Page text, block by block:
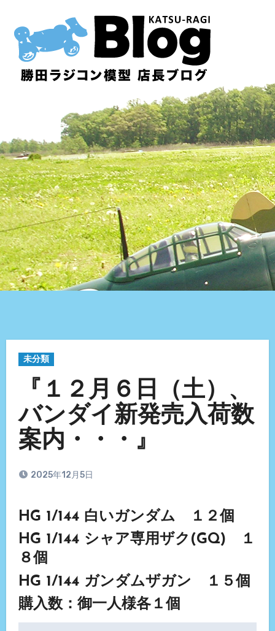
未分類
『１２月６日（土）、
バンダイ新発売入荷数
案内・・・』
2025年12月5日
HG 1/144 白いガンダム １２個
HG 1/144 シャア専用ザク(GQ) １
８個
HG 1/144 ガンダムザガン １５個
購入数：御一人様各１個